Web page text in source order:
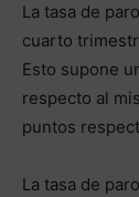
La tasa de
cuarto
Esto supone
respecto al
puntos
La tasa de